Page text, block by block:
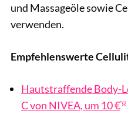
und Massageöle sowie
verwenden.
Empfehlenswerte
Hautstraffende Body-
C von NIVEA, um 10 €